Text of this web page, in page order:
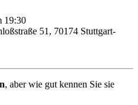
19:30
51, 70174 Stuttgart-
, aber wie gut kennen Sie sie